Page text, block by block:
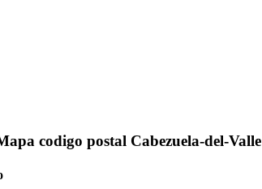
codigo postal Cabezuela-del-Valle